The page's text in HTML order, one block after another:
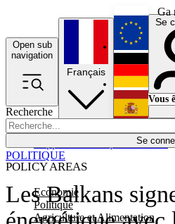
Ga
Open sub
navigation
Recherche
Se
POLICY AREAS
Economie
Politique
Agriculture et Alimentation
Économie
Français
Se
Vous
Les Balkans
POLITIQUE